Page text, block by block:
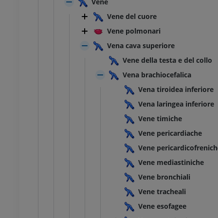
Vene del cuore
Vene polmonari
Vena cava superiore
Vene della testa e del collo
Vena brachiocefalica
Vena tiroidea inferiore
Vena laringea inferiore
Vene timiche
Vene pericardiache
Vene
Vene mediastiniche
Vene bronchiali
Vene tracheali
Vene esofagee
TARSO-PIEDE
RMN dell’astragalo
PREMIUM
RMN dell’avampiede
PREMIUM
RMN dell’arto inferiore
PREMIUM
Radiografia dell’arto
inferiore
Radiografie
GRATUITO